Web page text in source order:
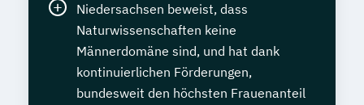
Niedersachsen beweist, dass
Naturwissenschaften keine
Männerdomäne sind, und hat dank
kontinuierlichen Förderungen,
bundesweit den höchsten Frauenanteil